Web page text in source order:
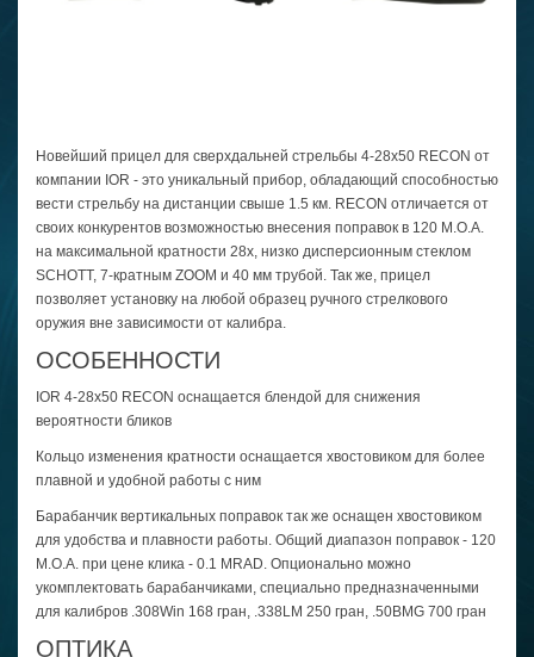
Новейший прицел для сверхдальней стрельбы 4-28x50 RECON от
компании IOR - это уникальный прибор, обладающий способностью
вести стрельбу на дистанции свыше 1.5 км. RECON отличается от
своих конкурентов возможностью внесения поправок в 120 М.О.А.
на максимальной кратности 28х, низко дисперсионным стеклом
SCHOTT, 7-кратным ZOOM и 40 мм трубой. Так же, прицел
позволяет установку на любой образец ручного стрелкового
оружия вне зависимости от калибра.
ОСОБЕННОСТИ
IOR 4-28x50 RECON оснащается блендой для снижения
вероятности бликов
Кольцо изменения кратности оснащается хвостовиком для более
плавной и удобной работы с ним
Барабанчик вертикальных поправок так же оснащен хвостовиком
для удобства и плавности работы. Общий диапазон поправок - 120
М.О.А. при цене клика - 0.1 MRAD. Опционально можно
укомплектовать барабанчиками, специально предназначенными
для калибров .308Win 168 гран, .338LM 250 гран, .50BMG 700 гран
ОПТИКА